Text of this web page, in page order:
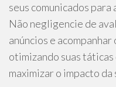
seus comunicados
Não negligencie de
anúncios e acompanhar
otimizando suas
maximizar o impacto da